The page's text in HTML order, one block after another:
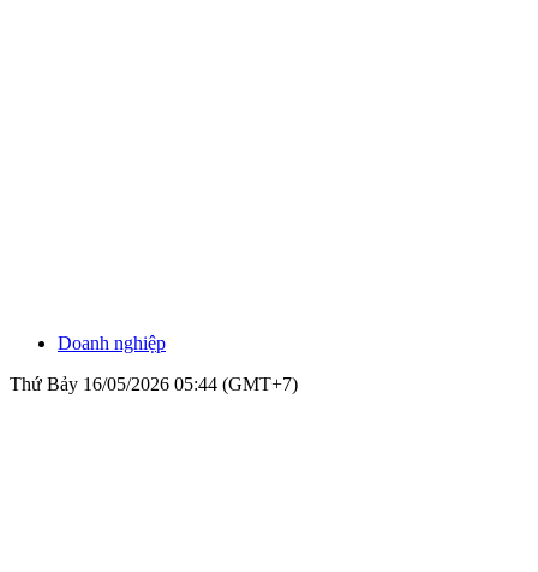
Doanh nghiệp
Thứ Bảy 16/05/2026 05:44 (GMT+7)